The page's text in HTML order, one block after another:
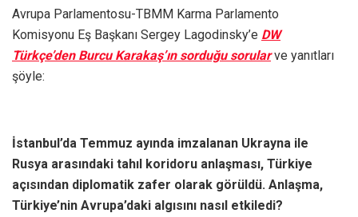
Avrupa Parlamentosu-TBMM Karma Parlamento
Komisyonu Eş Başkanı Sergey Lagodinsky’e DW
Türkçe’den Burcu Karakaş’ın sorduğu sorularve yanıtları
şöyle:
İstanbul’da Temmuz ayında imzalanan Ukrayna ile
Rusya arasındaki tahıl koridoru anlaşması, Türkiye
açısından diplomatik zafer olarak görüldü. Anlaşma,
Türkiye’nin Avrupa’daki algısını nasıl etkiledi?